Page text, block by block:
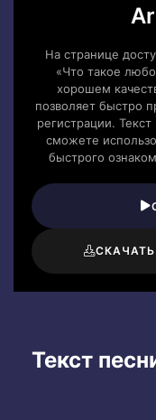
На странице
«Что такое
хорошем
позволяет быстро
регистрации.
сможете
быстрого
СКАЧАТЬ
Текст